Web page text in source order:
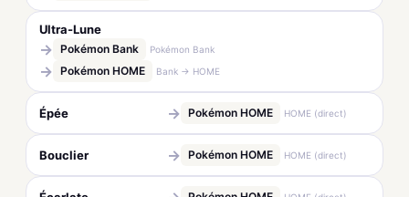
Ultra-Lune
→ Pokémon Bank Pokémon Bank
→ Pokémon HOME Bank → HOME
Épée → Pokémon HOME HOME (direct)
Bouclier → Pokémon HOME HOME (direct)